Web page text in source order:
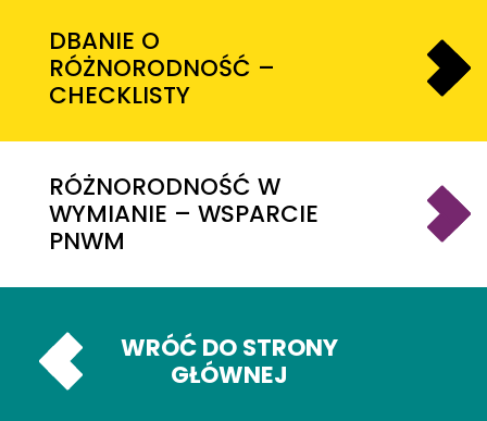
DBANIE O
RÓŻNORODNOŚĆ –
CHECKLISTY
RÓŻNORODNOŚĆ W
WYMIANIE – WSPARCIE
PNWM
WRÓĆ DO STRONY
GŁÓWNEJ